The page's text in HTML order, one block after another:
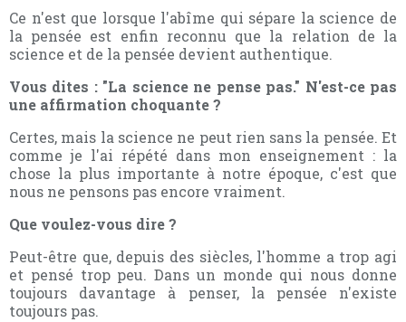
Ce n'est que lorsque l'abîme qui sépare la science de
la pensée est enfin reconnu que la relation de la
science et de la pensée devient authentique.
Vous dites : "La science ne pense pas." N'est-ce pas
une affirmation choquante ?
Certes, mais la science ne peut rien sans la pensée. Et
comme je l'ai répété dans mon enseignement : la
chose la plus importante à notre époque, c'est que
nous ne pensons pas encore vraiment.
Que voulez-vous dire ?
Peut-être que, depuis des siècles, l'homme a trop agi
et pensé trop peu. Dans un monde qui nous donne
toujours davantage à penser, la pensée n'existe
toujours pas.